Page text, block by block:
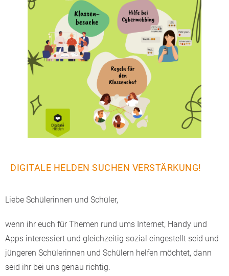
DIGITALE HELDEN SUCHEN VERSTÄRKUNG!
Liebe Schülerinnen und Schüler,
wenn ihr euch für Themen rund ums Internet, Handy und
Apps interessiert und gleichzeitig sozial eingestellt seid und
jüngeren Schülerinnen und Schülern helfen möchtet, dann
seid ihr bei uns genau richtig.